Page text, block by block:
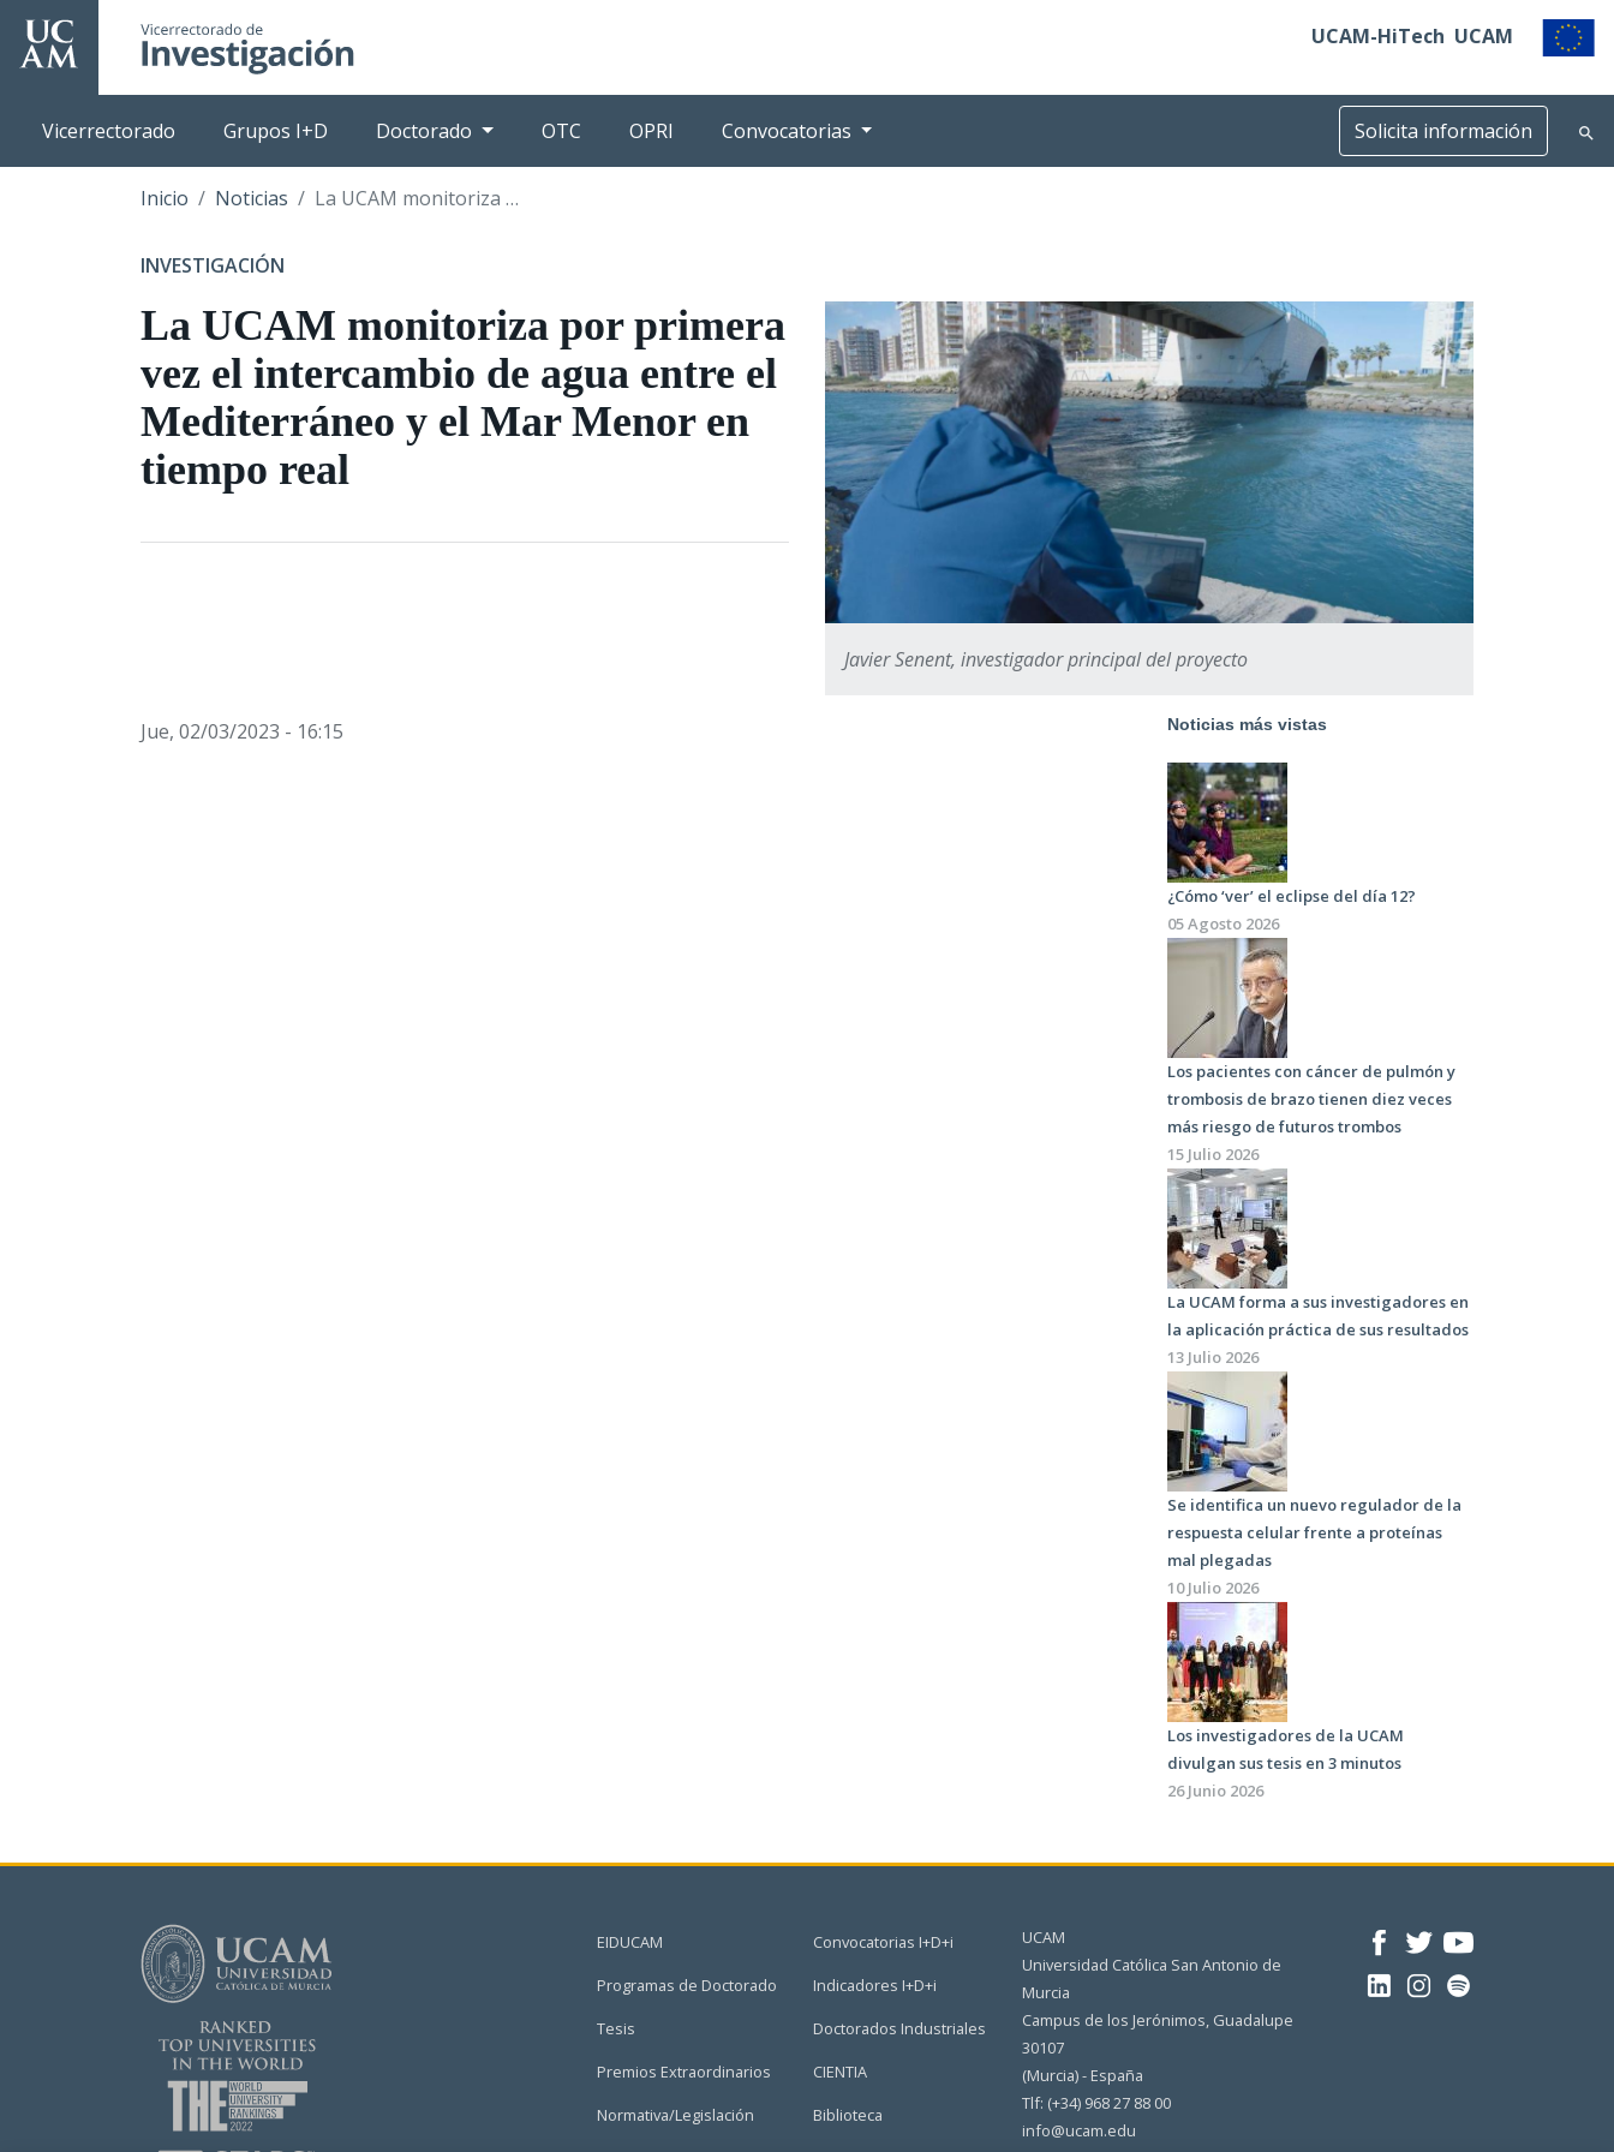
Pasar
principal
UCAM-HiTech UCAM
Vicerrectorado Grupos I+D Doctorado OTC OPRI Convocatorias Solicita información
Inicio Noticias La UCAM monitoriza por primera vez el intercambio de agua entre el Mediterráneo y el Mar Menor en tiempo real
INVESTIGACIÓN
La UCAM monitoriza por primera
vez el intercambio de agua entre el
Mediterráneo y el Mar Menor en
tiempo real
Javier Senent, investigador principal del proyecto
Jue, 02/03/2023 - 16:15 Noticias más vistas
¿Cómo ‘ver’ el eclipse del día 12?
05 Agosto 2026
Los pacientes con cáncer de pulmón y
trombosis de brazo tienen diez veces
más riesgo de futuros trombos
15 Julio 2026
La UCAM forma a sus investigadores en
la aplicación práctica de sus resultados
13 Julio 2026
Se identifica un nuevo regulador de la
respuesta celular frente a proteínas
mal plegadas
10 Julio 2026
Los investigadores de la UCAM
divulgan sus tesis en 3 minutos
26 Junio 2026
EIDUCAM
Programas de Doctorado
Tesis
Premios Extraordinarios
Normativa/Legislación
Convocatorias I+D+i
Indicadores I+D+i
Doctorados Industriales
CIENTIA
Biblioteca
UCAM
Universidad Católica San Antonio de
Murcia
Campus de los Jerónimos, Guadalupe
30107
(Murcia) - España
Tlf: (+34) 968 27 88 00
info@ucam.edu